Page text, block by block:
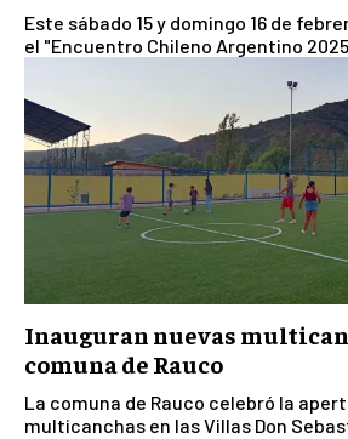
Este sábado 15 y domingo 16 de
el "Encuentro Chileno Argentino
Inauguran nuevas
comuna de Rauco
La comuna de Rauco celebró la
multicanchas en las Villas Don